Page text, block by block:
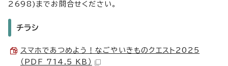
2698)までお問合せください。
チラシ
スマホであつめよう！なごやいきものクエスト2025
（PDF 714.5 KB）